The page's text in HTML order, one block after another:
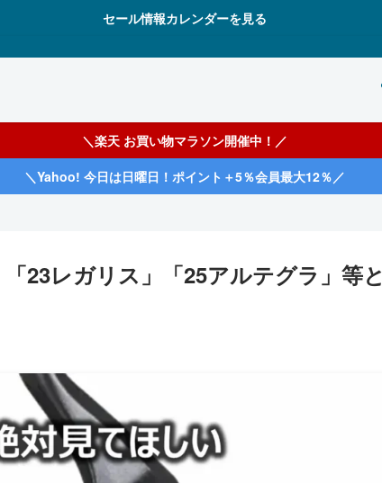
セール情報カレンダーを見る
＼楽天 お買い物マラソン開催中！／
＼Yahoo! 今日は日曜日！ポイント＋5％会員最大12％／
23レガリス」「25アルテグラ」等と